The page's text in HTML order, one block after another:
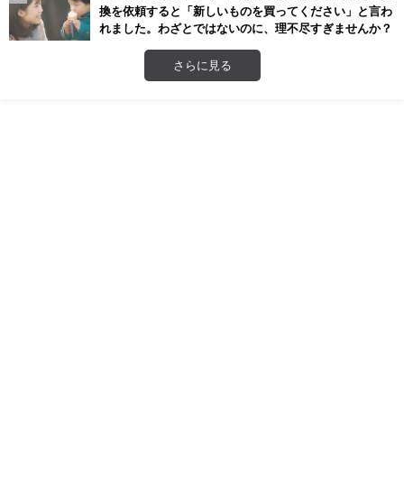
換を依頼すると「新しいものを買ってください」と言わ
れました。わざとではないのに、理不尽すぎませんか？
さらに見る